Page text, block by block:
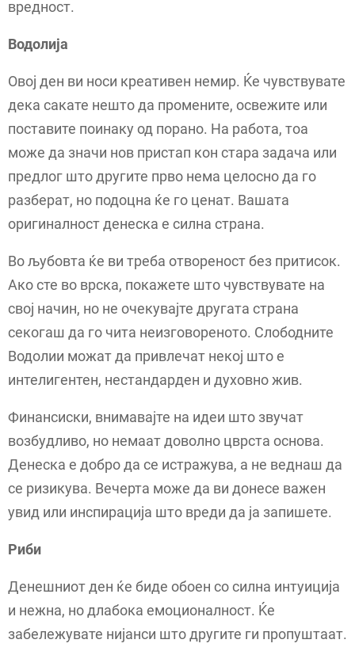
вредност.
Водолија
Овој ден ви носи креативен немир. Ќе чувствувате
дека сакате нешто да промените, освежите или
поставите поинаку од порано. На работа, тоа
може да значи нов пристап кон стара задача или
предлог што другите прво нема целосно да го
разберат, но подоцна ќе го ценат. Вашата
оригиналност денеска е силна страна.
Во љубовта ќе ви треба отвореност без притисок.
Ако сте во врска, покажете што чувствувате на
свој начин, но не очекувајте другата страна
секогаш да го чита неизговореното. Слободните
Водолии можат да привлечат некој што е
интелигентен, нестандарден и духовно жив.
Финансиски, внимавајте на идеи што звучат
возбудливо, но немаат доволно цврста основа.
Денеска е добро да се истражува, а не веднаш да
се ризикува. Вечерта може да ви донесе важен
увид или инспирација што вреди да ја запишете.
Риби
Денешниот ден ќе биде обоен со силна интуиција
и нежна, но длабока емоционалност. Ќе
забележувате нијанси што другите ги пропуштаат.